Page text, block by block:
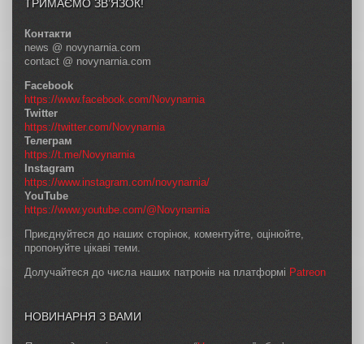
ТРИМАЄМО ЗВ’ЯЗОК!
Контакти
news @ novynarnia.com
contact @ novynarnia.com
Facebook
https://www.facebook.com/Novynarnia
Twitter
https://twitter.com/Novynarnia
Телеграм
https://t.me/Novynarnia
Instagram
https://www.instagram.com/novynarnia/
YouTube
https://www.youtube.com/@Novynarnia
Приєднуйтеся до наших сторінок, коментуйте, оцінюйте,
пропонуйте цікаві теми.
Долучайтеся до числа наших патронів на платформі Patreon
НОВИНАРНЯ З ВАМИ